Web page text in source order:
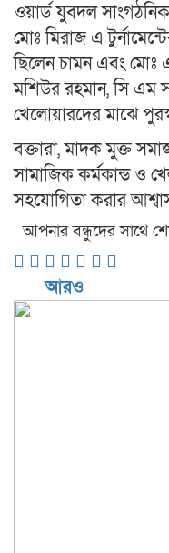
ওয়ার্ড যুবদল
মোঃ মিরাজ এ
ছিলেন চামন এবং মোঃ
মশিউর রহমান, সি এম
খেলোয়ারদের মাঝে
বক্তারা, মাদক মুক্ত
সামাজিক কর্মকান্ড ও
সহযোগিতা করার
আপনার বন্ধুদের সাথে
আরও